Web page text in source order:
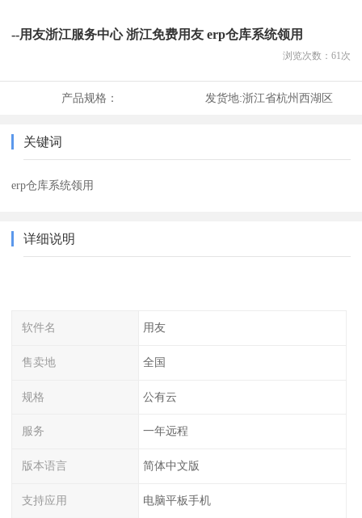
--用友浙江服务中心 浙江免费用友 erp仓库系统领用
浏览次数： 61次
产品规格： 发货地:浙江省杭州西湖区
关键词
erp仓库系统领用
详细说明
软件名 用友
售卖地 全国
规格 公有云
服务 一年远程
版本语言 简体中文版
支持应用 电脑平板手机